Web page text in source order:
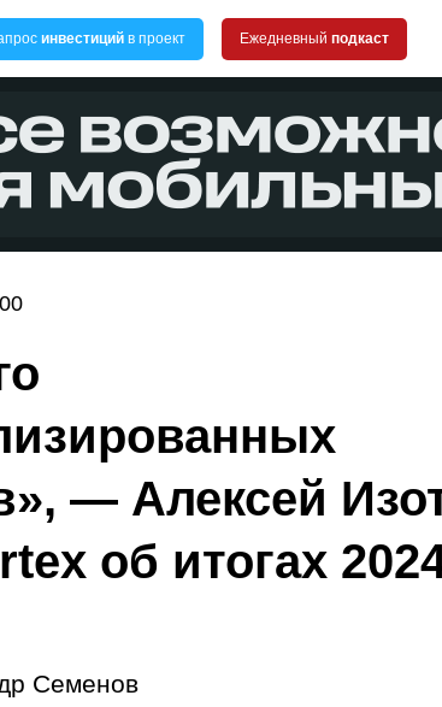
инвестиций в проект Ежедневный подкаст
— Алексей
об итогах
Семенов